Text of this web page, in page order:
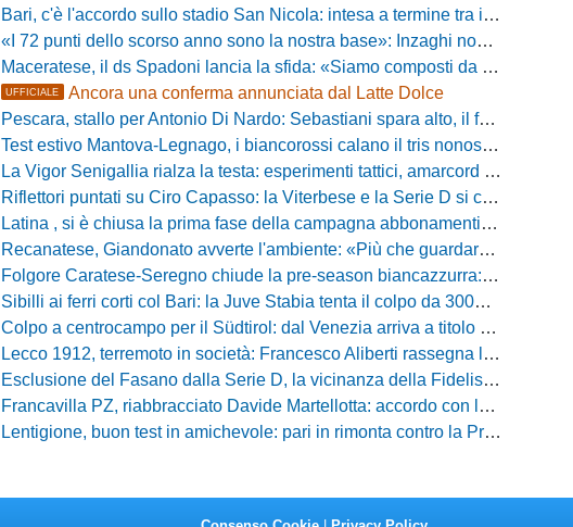
Bari, c'è l'accordo sullo stadio San Nicola: intesa a termine tra il Comune e il club di De Laurentiis
«I 72 punti dello scorso anno sono la nostra base»: Inzaghi non si nasconde e carica l'ambiente
Maceratese, il ds Spadoni lancia la sfida: «Siamo composti da elementi validi con motivazioni altissime»
UFFICIALE Ancora una conferma annunciata dal Latte Dolce
Pescara, stallo per Antonio Di Nardo: Sebastiani spara alto, il futuro resta un enigma
Test estivo Mantova-Legnago, i biancorossi calano il tris nonostante il gran caldo: il racconto de L'Arena
La Vigor Senigallia rialza la testa: esperimenti tattici, amarcord e lo sguardo al Rimini
Riflettori puntati su Ciro Capasso: la Viterbese e la Serie D si contendono l'esterno ex Fiorentina
Latina , si è chiusa la prima fase della campagna abbonamenti: circa 400 tessere rinnovate in prelazione
Recanatese, Giandonato avverte l'ambiente: «Più che guardare chi avremo di fronte, mi interessa vedere la mia squadra migliorare giorno dopo giorno»
Folgore Caratese-Seregno chiude la pre-season biancazzurra: info e dove vedere il match
Sibilli ai ferri corti col Bari: la Juve Stabia tenta il colpo da 300mila euro
Colpo a centrocampo per il Südtirol: dal Venezia arriva a titolo definitivo Bjarki Bjarkason
Lecco 1912, terremoto in società: Francesco Aliberti rassegna le dimissioni da tutte le cariche
Esclusione del Fasano dalla Serie D, la vicinanza della Fidelis Andria e le parole del presidente Vallarella
Francavilla PZ, riabbracciato Davide Martellotta: accordo con la Folgore Caratese per il ritorno in prestito
Lentigione, buon test in amichevole: pari in rimonta contro la Primavera del Sassuolo